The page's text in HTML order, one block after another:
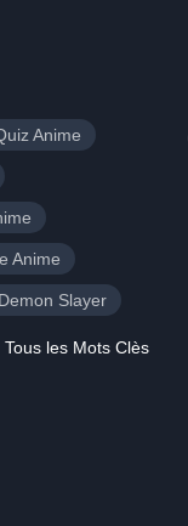
Anime
Anime
Demon Slayer
Tous les Mots Clès